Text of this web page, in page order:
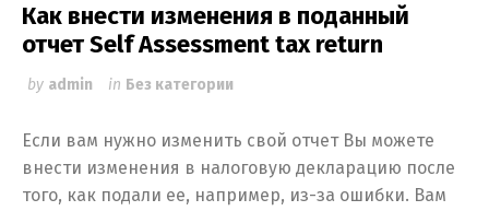
Как внести изменения в поданный
отчет Self Assessment tax return
by admin in Без категории
Если вам нужно изменить свой отчет Вы можете
внести изменения в налоговую декларацию после
того, как подали ее, например, из-за ошибки. Вам